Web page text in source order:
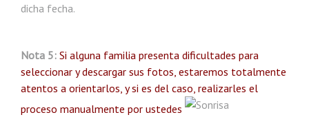
dicha fecha.
Nota 5: Si alguna familia presenta dificultades para
seleccionar y descargar sus fotos, estaremos totalmente
atentos a orientarlos, y si es del caso, realizarles el
proceso manualmente por ustedes